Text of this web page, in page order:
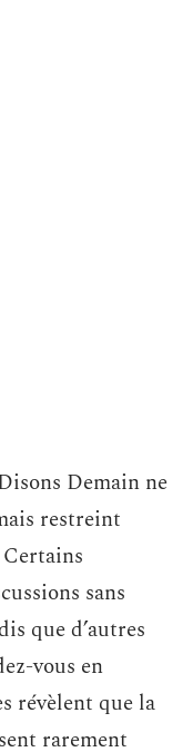
Demain ne
restreint
sans
que d’autres
vous en
révèlent que la
rarement